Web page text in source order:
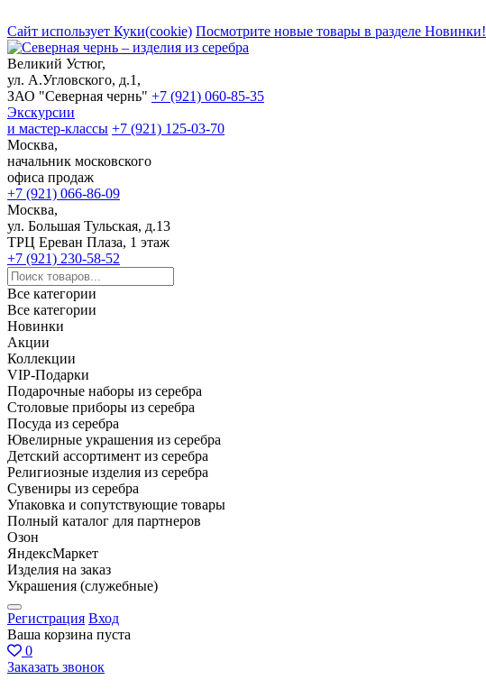
Сайт использует Куки(cookie) Посмотрите новые товары в разделе Новинки!
Великий Устюг,
ул. А.Угловского, д.1,
ЗАО "Северная чернь" +7 (921) 060-85-35
Экскурсии
и мастер-классы +7 (921) 125-03-70
Москва,
начальник московского
офиса продаж
+7 (921) 066-86-09
Москва,
ул. Большая Тульская, д.13
ТРЦ Ереван Плаза, 1 этаж
+7 (921) 230-58-52
Все категории
Все категории
Новинки
Акции
Коллекции
VIP-Подарки
Подарочные наборы из серебра
Столовые приборы из серебра
Посуда из серебра
Ювелирные украшения из серебра
Детский ассортимент из серебра
Религиозные изделия из серебра
Сувениры из серебра
Упаковка и сопутствующие товары
Полный каталог для партнеров
Озон
ЯндексМаркет
Изделия на заказ
Украшения (служебные)
Регистрация Вход
Ваша корзина пуста
0
Заказать звонок